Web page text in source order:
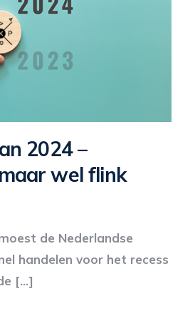
2024 –
wel flink
de Nederlandse
handelen voor het recess
[…]